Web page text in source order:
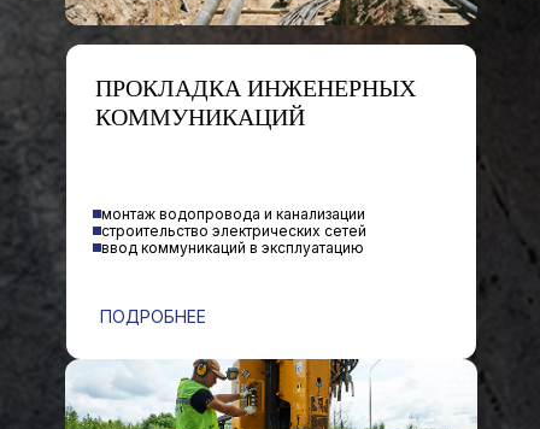
ПРОКЛАДКА ИНЖЕНЕРНЫХ
КОММУНИКАЦИЙ
монтаж водопровода и канализации
строительство электрических сетей
ввод коммуникаций в эксплуатацию
ПОДРОБНЕЕ